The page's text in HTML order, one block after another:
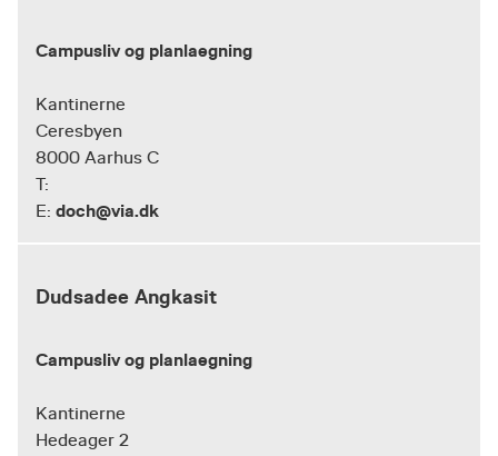
Campusliv og planlaegning
Kantinerne
Ceresbyen
8000 Aarhus C
T:
E: doch@via.dk
Dudsadee Angkasit
Campusliv og planlaegning
Kantinerne
Hedeager 2